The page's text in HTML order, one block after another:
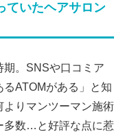
ていたヘアサロン
期。SNSや口コミア
ATOMがある」と知
よりマンツーマン施術
多数…と好評な点に惹